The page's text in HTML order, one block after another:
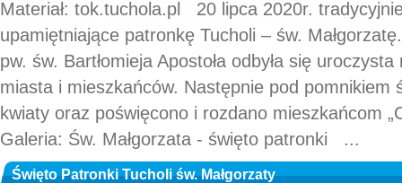
Materiał: tok.tuchola.pl 20 lipca 2020r.
upamiętniające patronkę Tucholi – św.
pw. św. Bartłomieja Apostoła odbyła się
miasta i mieszkańców. Następnie pod pomnikiem
kwiaty oraz poświęcono i rozdano mieszkańcom
Galeria: Św. Małgorzata - święto patronki ...
Święto Patronki Tucholi św. Małgorzaty